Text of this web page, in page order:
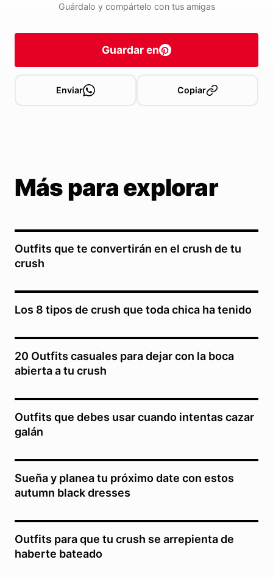
Guárdalo y compártelo con tus amigas
Guardar en
Enviar Copiar
Más para explorar
Outfits que te convertirán en el crush de tu
crush
Los 8 tipos de crush que toda chica ha tenido
20 Outfits casuales para dejar con la boca
abierta a tu crush
Outfits que debes usar cuando intentas cazar
galán
Sueña y planea tu próximo date con estos
autumn black dresses
Outfits para que tu crush se arrepienta de
haberte bateado